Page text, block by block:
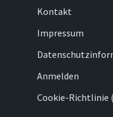
Kontakt
Impressum
Anmelden
Cookie-Richtlinie